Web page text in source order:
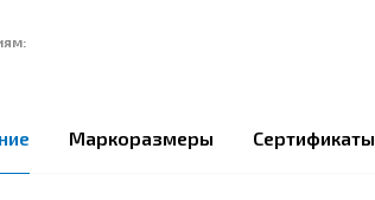
Маркоразмеры Сертификаты